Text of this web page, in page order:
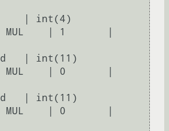
| int(4)
MUL    | 1       |
| int(11)
MUL    | 0       |
| int(11)
MUL    | 0       |